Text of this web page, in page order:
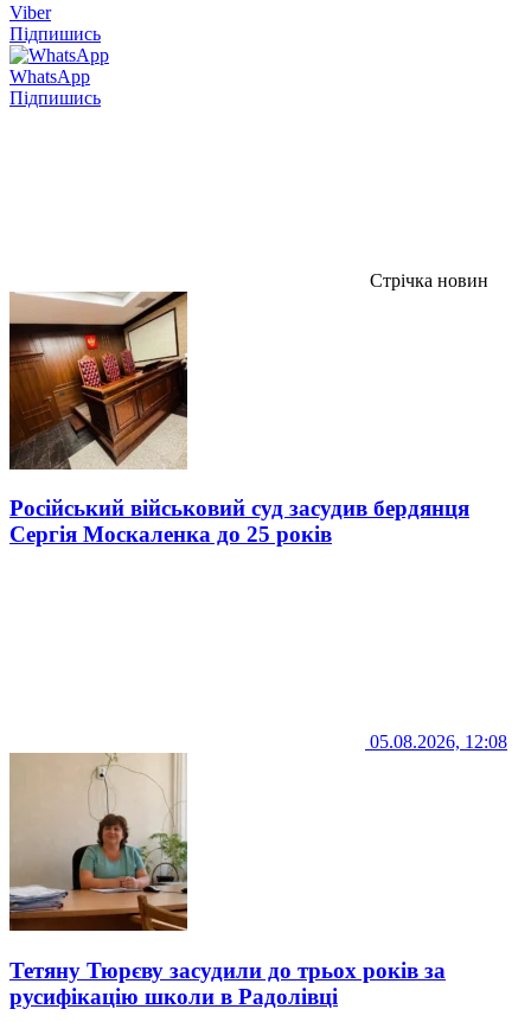
Viber
Підпишись
WhatsApp
Підпишись
Стрічка новин
Російський військовий суд засудив бердянця
Сергія Москаленка до 25 років
05.08.2026, 12:08
Тетяну Тюрєву засудили до трьох років за
русифікацію школи в Радолівці